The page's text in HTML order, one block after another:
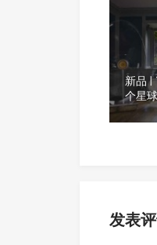
新品 |
个星
发表